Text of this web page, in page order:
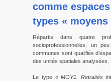
comme
types « moyens
Répartis dans quatre
socioprofessionnelles, un
communes sont qualifiés
des unités spatiales analysées.
Le type «MOY1. Retraités